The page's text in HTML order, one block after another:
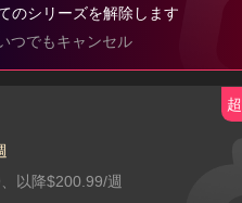
のシリーズを解除します
つでもキャンセル
以降$200.99/週